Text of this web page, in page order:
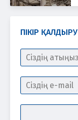
ПІКІР ҚАЛДЫРУ